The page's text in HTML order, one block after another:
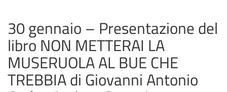
30 gennaio – Presentazione del
libro NON METTERAI LA
MUSERUOLA AL BUE CHE
TREBBIA di Giovanni Antonio